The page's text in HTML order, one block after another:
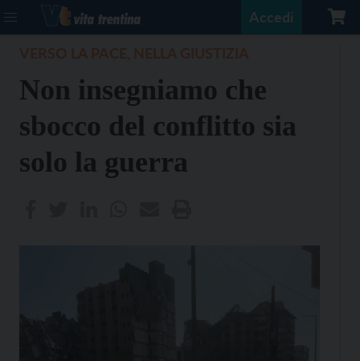
Accedi
Non insegniamo che
sbocco del conflitto sia
solo la guerra